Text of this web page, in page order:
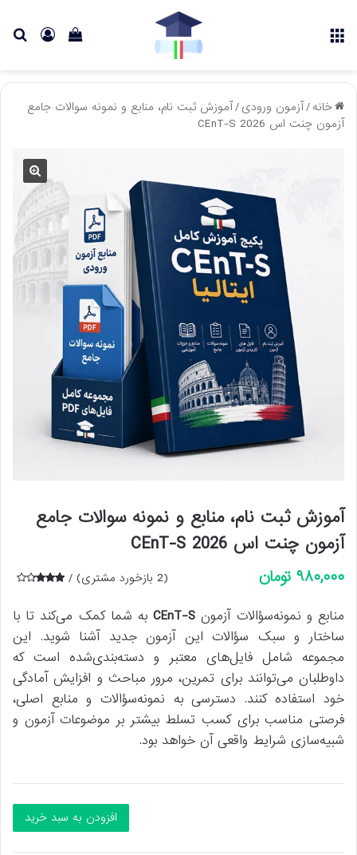
ورود دیدن
خرید
خانه/آزمون ورودی/آموزش ثبت نام، منابع و نمونه سوالات جامع
آزمون چنت اس CEnT-S 2026
آموزش ثبت نام، منابع و نمونه سوالات جامع
آزمون چنت اس CEnT-S 2026
3.00
در
امتیازد
هی
ی
(
2 بازخورد مشتری) ۹۸۰,۰۰۰ تومان
منابع و نمونه‌سؤالات آزمون CEnT-Sبه شما کمک می‌کند تا با
ساختار و سبک سؤالات این آزمون جدید آشنا شوید. این
مجموعه شامل فایل‌های معتبر و دسته‌بندی‌شده است که
داوطلبان می‌توانند برای تمرین، مرور مباحث و افزایش آمادگی
خود استفاده کنند. دسترسی به نمونه‌سؤالات و منابع اصلی،
فرصتی مناسب برای کسب تسلط بیشتر بر موضوعات آزمون و
شبیه‌سازی شرایط واقعی آن خواهد بود.
افزودن به سبد خرید